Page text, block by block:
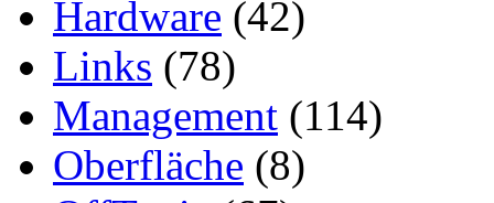
Hardware (42)
Links (78)
Management (114)
Oberfläche (8)